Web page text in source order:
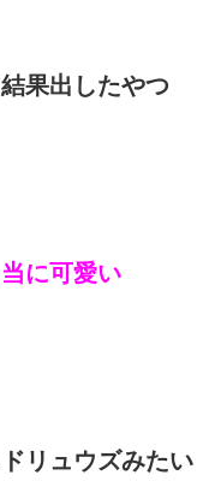
果出したやつ
に可愛い
リュウズみたい